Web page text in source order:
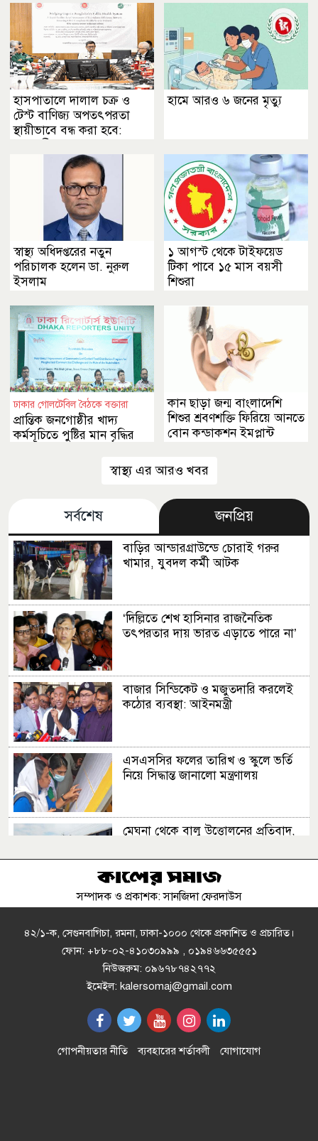
হাসপাতালে দালাল চক্র ও
টেস্ট বাণিজ্য অপতৎপরতা
স্থায়ীভাবে বন্ধ করা হবে:
হামে আরও ৬ জনের মৃত্যু
স্বাস্থ্য অধিদপ্তরের নতুন
পরিচালক হলেন ডা. নুরুল
ইসলাম
১ আগস্ট থেকে টাইফয়েড
টিকা পাবে ১৫ মাস বয়সী
শিশুরা
ঢাকার গোলটেবিল বৈঠকে বক্তারা
প্রান্তিক জনগোষ্ঠীর খাদ্য
কর্মসূচিতে পুষ্টির মান বৃদ্ধির
কান ছাড়া জন্ম বাংলাদেশি
শিশুর শ্রবণশক্তি ফিরিয়ে আনতে
বোন কন্ডাকশন ইমপ্লান্ট
স্বাস্থ্য এর আরও খবর
সর্বশেষ জনপ্রিয়
বাড়ির আন্ডারগ্রাউন্ডে চোরাই গরুর
খামার, যুবদল কর্মী আটক
‘দিল্লিতে শেখ হাসিনার রাজনৈতিক
তৎপরতার দায় ভারত এড়াতে পারে না’
বাজার সিন্ডিকেট ও মজুতদারি করলেই
কঠোর ব্যবস্থা: আইনমন্ত্রী
এসএসসির ফলের তারিখ ও স্কুলে ভর্তি
নিয়ে সিদ্ধান্ত জানালো মন্ত্রণালয়
মেঘনা থেকে বালু উত্তোলনের প্রতিবাদ,
ইয়ালুং রি পর্বতে বেশ কয়েকটি মরদেহের
ফুলহ্যাম ছেড়ে নতুন ঠিকানায় বাংলাদেশি
ফারহান
ঢাকা-চট্টগ্রাম মহাসড়কে ২ দিন ধরে
যানজট, চরম ভোগান্তি
সম্পাদক ও প্রকাশক: সানজিদা ফেরদাউস
৪২/১-ক, সেগুনবাগিচা, রমনা, ঢাকা-১০০০ থেকে প্রকাশিত ও প্রচারিত।
ফোন: +৮৮-০২-৪১০৩০৯৯৯ , ০১৯৪৬৬৩৫৫৫১
নিউজরুম: ০৯৬৭৮৭৪২৭৭২
ইমেইল: kalersomaj@gmail.com
গোপনীয়তার নীতি ব্যবহারের শর্তাবলী যোগাযোগ